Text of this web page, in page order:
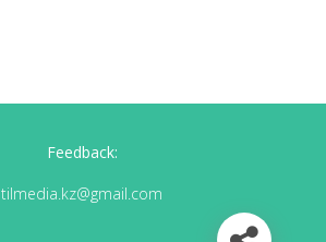
Feedback:
tilmedia.kz@gmail.com